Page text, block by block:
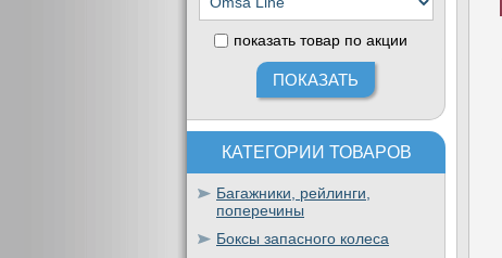
показать товар по акции
КАТЕГОРИИ ТОВАРОВ
Багажники, рейлинги,
поперечины
Боксы запасного колеса